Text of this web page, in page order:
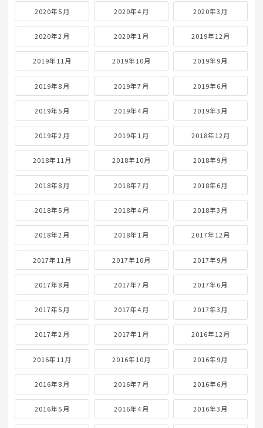
2020年5月 2020年4月 2020年3月
2020年2月 2020年1月 2019年12月
2019年11月 2019年10月 2019年9月
2019年8月 2019年7月 2019年6月
2019年5月 2019年4月 2019年3月
2019年2月 2019年1月 2018年12月
2018年11月 2018年10月 2018年9月
2018年8月 2018年7月 2018年6月
2018年5月 2018年4月 2018年3月
2018年2月 2018年1月 2017年12月
2017年11月 2017年10月 2017年9月
2017年8月 2017年7月 2017年6月
2017年5月 2017年4月 2017年3月
2017年2月 2017年1月 2016年12月
2016年11月 2016年10月 2016年9月
2016年8月 2016年7月 2016年6月
2016年5月 2016年4月 2016年3月